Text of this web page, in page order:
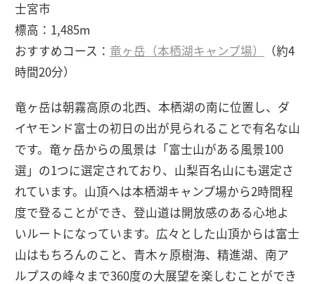
士宮市
標高：1,485m
おすすめコース： 竜ヶ岳（本栖湖キャンプ場）
（約4
時間20分）
竜ヶ岳は朝霧高原の北西、本栖湖の南に位置し、ダ
イヤモンド富士の初日の出が見られることで有名な山
です。竜ヶ岳からの風景は「富士山がある風景100
選」の1つに選定されており、山梨百名山にも選定さ
れています。山頂へは本栖湖キャンプ場から2時間程
度で登ることができ、登山道は開放感のある心地よ
いルートになっています。広々とした山頂からは富士
山はもちろんのこと、青木ヶ原樹海、精進湖、南ア
ルプスの峰々まで360度の大展望を楽しむことができ